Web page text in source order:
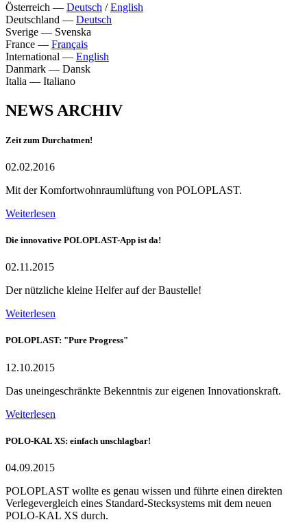
Österreich — Deutsch /English
Deutschland — Deutsch
Sverige — Svenska
France — Français
International — English
Danmark — Dansk
Italia — Italiano
NEWS ARCHIV
Zeit zum Durchatmen!
02.02.2016
Mit der Komfortwohnraumlüftung von POLOPLAST.
Weiterlesen
Die innovative POLOPLAST-App ist da!
02.11.2015
Der nützliche kleine Helfer auf der Baustelle!
Weiterlesen
POLOPLAST: "Pure Progress"
12.10.2015
Das uneingeschränkte Bekenntnis zur eigenen Innovationskraft.
Weiterlesen
POLO-KAL XS: einfach unschlagbar!
04.09.2015
POLOPLAST wollte es genau wissen und führte einen direkten
Verlegevergleich eines Standard-Stecksystems mit dem neuen
POLO-KAL XS durch.